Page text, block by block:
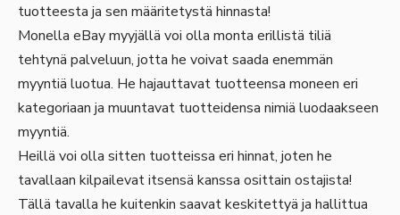
tuotteesta ja sen määritetystä hinnasta!
Monella eBay myyjällä voi olla monta erillistä tiliä
tehtynä palveluun, jotta he voivat saada enemmän
myyntiä luotua. He hajauttavat tuotteensa moneen eri
kategoriaan ja muuntavat tuotteidensa nimiä luodaakseen
myyntiä.
Heillä voi olla sitten tuotteissa eri hinnat, joten he
tavallaan kilpailevat itsensä kanssa osittain ostajista!
Tällä tavalla he kuitenkin saavat keskitettyä ja hallittua